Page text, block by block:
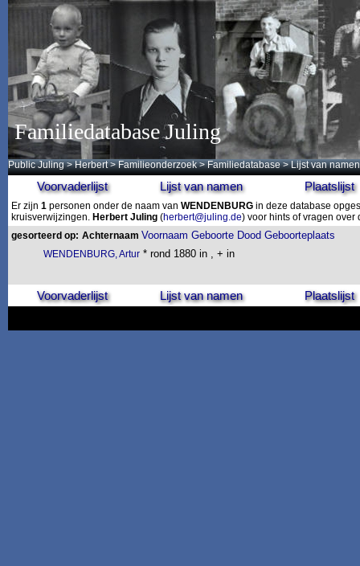
Familiedatabase Juling
Public Juling >Herbert >Familieonderzoek >Familiedatabase > Lijst van namen
Voorvaderlijst Lijst van namen Plaatslijst
Er zijn 1 personen onder de naam van WENDENBURG in deze database
kruisverwijzingen. Herbert Juling (herbert@juling.de) voor hints of vragen
gesorteerd op: Achternaam Voornaam Geboorte Dood Geboorteplaats
WENDENBURG, Artur * rond 1880 in , + in
Voorvaderlijst Lijst van namen Plaatslijst